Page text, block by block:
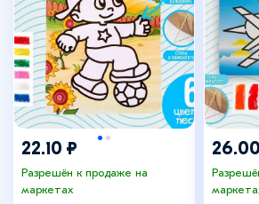
22.10 ₽
Разрешён к продаже на
маркетах